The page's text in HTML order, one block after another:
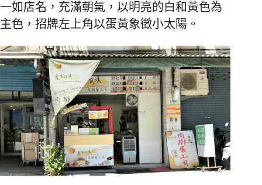
一如店名，充滿朝氣，以明亮的白和黃色為
主色，招牌左上角以蛋黃象徵小太陽。